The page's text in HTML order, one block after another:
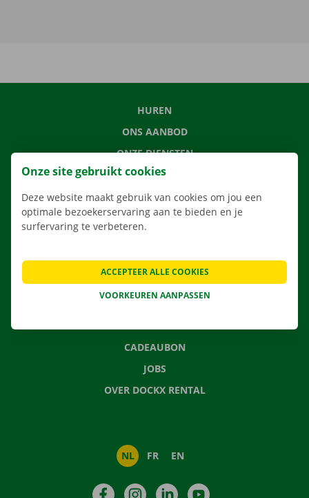
HUREN
ONS AANBOD
ONZE DIENSTEN
LOCATIES
APP
VERHUISOPLOSSINGEN
CONTACTEER ONS
CADEAUBON
JOBS
OVER DOCKX RENTAL
NL FR EN
FacebookInstagramLinkedIn
Onze site gebruikt cookies
Deze website maakt gebruik van cookies om jou een
optimale bezoekerservaring aan te bieden en je
surfervaring te verbeteren.
VOORKEUREN AANPASSEN
ACCEPTEER ALLE COOKIES